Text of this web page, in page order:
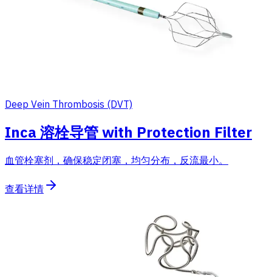
Deep Vein Thrombosis (DVT)
Inca 溶栓导管 with Protection Filter
血管栓塞剂，确保稳定闭塞，均匀分布，反流最小。
查看详情